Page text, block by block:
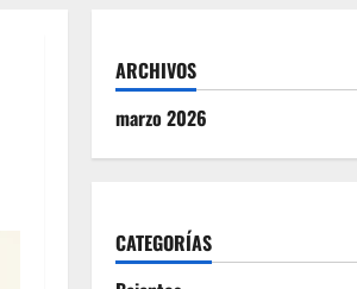
ARCHIVOS
marzo 2026
CATEGORÍAS